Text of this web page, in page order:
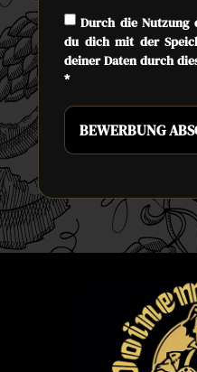
Durch die Nutzung
du dich mit der
deiner Daten durch
*